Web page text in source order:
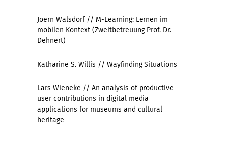
Joern Walsdorf // M-Learning: Lernen im
mobilen Kontext (Zweitbetreuung Prof. Dr.
Dehnert)
Katharine S. Willis // Wayfinding Situations
Lars Wieneke // An analysis of productive
user contributions in digital media
applications for museums and cultural
heritage